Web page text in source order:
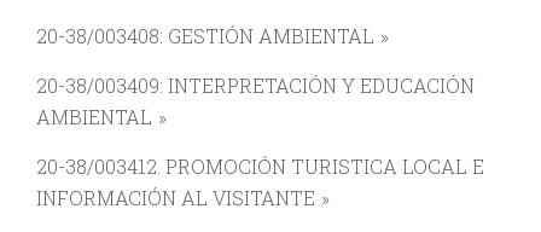
20-38/003408: GESTIÓN AMBIENTAL
20-38/003409: INTERPRETACIÓN Y EDUCACIÓN
AMBIENTAL
20-38/003412. PROMOCIÓN TURISTICA LOCAL E
INFORMACIÓN AL VISITANTE